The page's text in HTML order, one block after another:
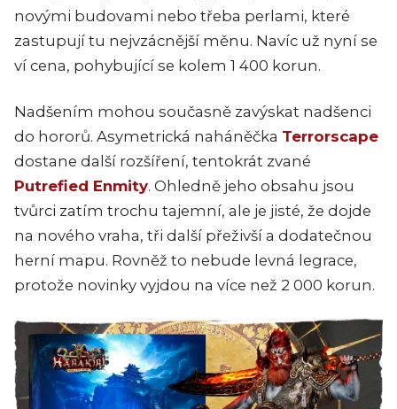
novými budovami nebo třeba perlami, které
zastupují tu nejvzácnější měnu. Navíc už nyní se
ví cena, pohybující se kolem 1 400 korun.
Nadšením mohou současně zavýskat nadšenci
do hororů. Asymetrická naháněčka Terrorscape
dostane další rozšíření, tentokrát zvané
Putrefied Enmity. Ohledně jeho obsahu jsou
tvůrci zatím trochu tajemní, ale je jisté, že dojde
na nového vraha, tři další přeživší a dodatečnou
herní mapu. Rovněž to nebude levná legrace,
protože novinky vyjdou na více než 2 000 korun.